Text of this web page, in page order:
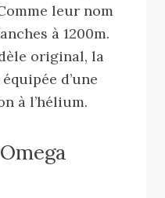
leur nom
à 1200m.
original, la
d’une
à l’hélium.